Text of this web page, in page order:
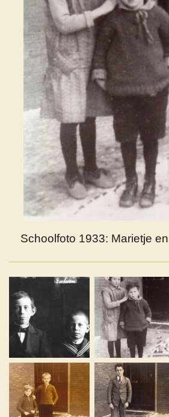
Schoolfoto 1933: Marietje